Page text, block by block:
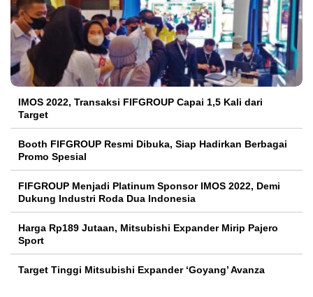
IMOS 2022, Transaksi FIFGROUP Capai 1,5 Kali dari
Target
Booth FIFGROUP Resmi Dibuka, Siap Hadirkan Berbagai
Promo Spesial
FIFGROUP Menjadi Platinum Sponsor IMOS 2022, Demi
Dukung Industri Roda Dua Indonesia
Harga Rp189 Jutaan, Mitsubishi Expander Mirip Pajero
Sport
Target Tinggi Mitsubishi Expander ‘Goyang’ Avanza